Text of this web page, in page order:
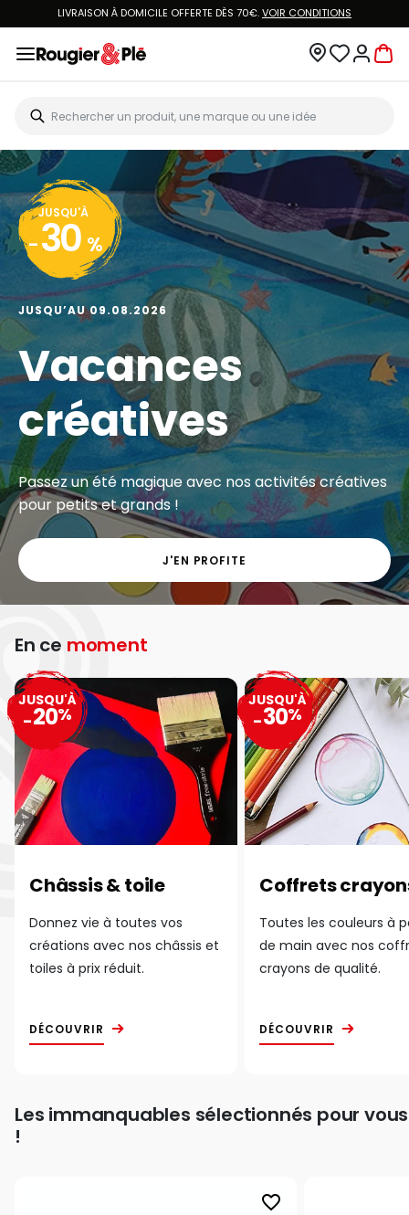
LIVRAISON À DOMICILE OFFERTE DÈS 70€.VOIR CONDITIONS
JUSQU'À
- 30 %
JUSQU’AU 09.08.2026
Vacances
créatives
Passez un été magique avec nos activités créatives
pour petits et grands !
J'EN PROFITE
En ce moment
Châssis & toile
Donnez vie à toutes vos
créations avec nos châssis et
toiles à prix réduit.
DÉCOUVRIR
JUSQU'À
-20%
Coffrets
Toutes les couleurs à
de main avec nos
crayons de qualité.
DÉCOUVRIR
JUSQU'À
-30%
Les immanquables sélectionnés pour vous
!
favorite_border